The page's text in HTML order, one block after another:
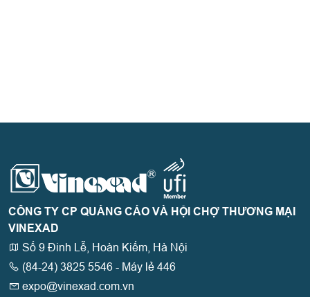
CÔNG TY CP QUẢNG CÁO VÀ HỘI CHỢ THƯƠNG MẠI
VINEXAD
Số 9 Đinh Lễ, Hoàn Kiếm, Hà Nội
(84-24) 3825 5546 - Máy lẻ 446
expo@vinexad.com.vn